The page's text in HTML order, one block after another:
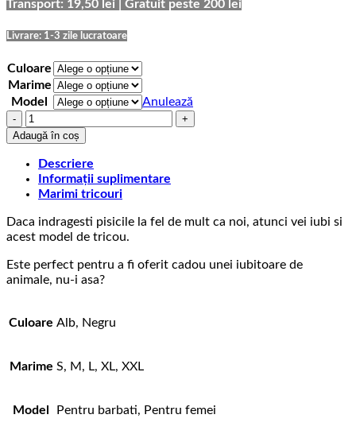
până
75,00 lei
Transport: 19,50 lei | Gratuit peste 200 lei
Livrare: 1-3 zile lucratoare
Culoare
Marime
Model
Anulează
Cantitate
Tricou
cu
mesaj
Yin
Yang
Adaugă în coș
Descriere
Informații suplimentare
Marimi tricouri
Daca indragesti pisicile la fel de mult ca noi, atunci vei iubi si
acest model de tricou.
Este perfect pentru a fi oferit cadou unei iubitoare de
animale, nu-i asa?
Culoare Alb, Negru
Marime S, M, L, XL, XXL
Model Pentru barbati, Pentru femei